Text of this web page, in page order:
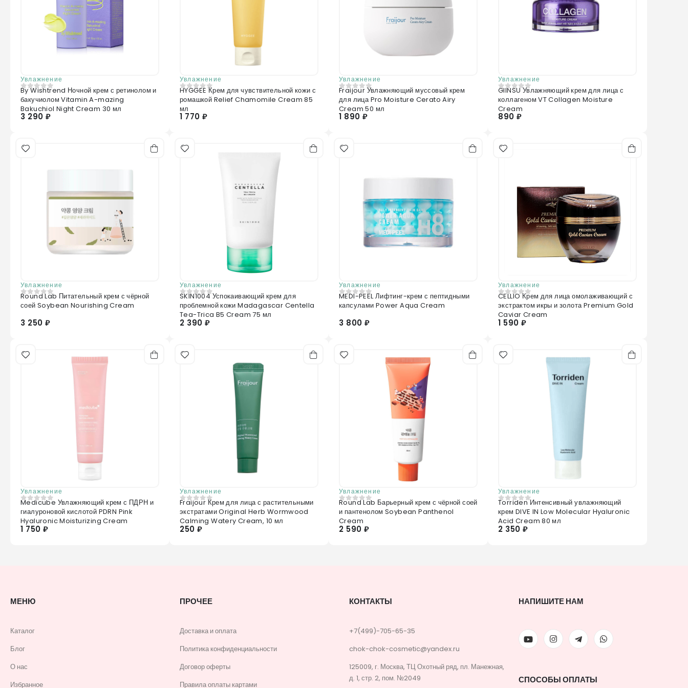
Увлажнение
0из 5
By Wishtrend Ночной крем с ретинолом и
бакучиолом Vitamin A-mazing
Bakuchiol Night Cream 30 мл
3 290 ₽
Увлажнение
0из 5
HYGGEE Крем для чувствительной кожи с
ромашкой Relief Chamomile Cream 85
мл
1 770 ₽
Увлажнение
0из 5
Fraijour Увлажняющий муссовый крем
для лица Pro Moisture Cerato Airy
Cream 50 мл
1 890 ₽
Увлажнение
0из 5
GIINSU Увлажняющий крем для лица с
коллагеном VT Collagen Moisture
Cream
890 ₽
Увлажнение
0 из 5
Round Lab Питательный крем с чёрной
соей Soybean Nourishing Cream
3 250 ₽
Увлажнение
0из 5
SKIN1004 Успокаивающий крем для
проблемной кожи Madagascar Centella
Tea-Trica B5 Cream 75 мл
2 390 ₽
Увлажнение
0из 5
MEDI-PEEL Лифтинг-крем с пептидными
капсулами Power Aqua Cream
3 800 ₽
Увлажнение
0из 5
CELLIO Крем для лица омолаживающий с
экстрактом икры и золота Premium Gold
Caviar Cream
1 590 ₽
Увлажнение
0из 5
Medicube Увлажняющий крем с ПДРН и
гиалуроновой кислотой PDRN Pink
Hyaluronic Moisturizing Cream
1 750 ₽
Увлажнение
0из 5
Fraijour Крем для лица с растительными
экстратами Original Herb Wormwood
Calming Watery Cream, 10 мл
250 ₽
Увлажнение
0 из 5
Round Lab Барьерный крем с чёрной соей
и пантенолом Soybean Panthenol
Cream
2 590 ₽
Увлажнение
0 из 5
Torriden Интенсивный увлажняющий
крем DIVE IN Low Molecular Hyaluronic
Acid Cream 80 мл
2 350 ₽
МЕНЮ
Каталог
Блог
О нас
Избранное
ПРОЧЕЕ
Доставка и оплата
Политика конфиденциальности
Договор оферты
Правила оплаты картами
КОНТАКТЫ
+7(499)-705-65-35
chok-chok-cosmetic@yandex.ru
125009, г. Москва, ТЦ Охотный ряд, пл. Манежная,
д. 1, стр. 2, пом. №2049
НАПИШИТЕ НАМ
СПОСОБЫ ОПЛАТЫ